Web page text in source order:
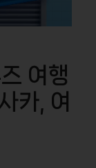
여행
카, 여